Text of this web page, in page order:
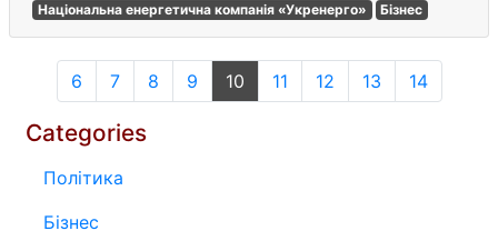
Національна енергетична компанія «Укренерго»
Бізнес
6 7 8 9 10 11 12 13 14
Categories
Політика
Бізнес